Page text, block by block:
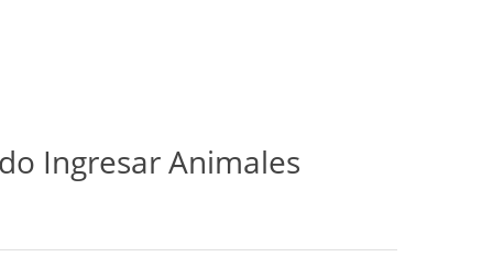
Ingresar Animales